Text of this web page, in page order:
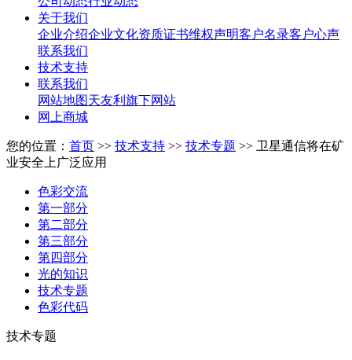
关于我们
企业介绍企业文化资质证书维权声明客户名录客户心声
联系我们
技术支持
联系我们
网站地图天友利旗下网站
网上商城
您的位置： 首页 >> 技术支持 >> 技术专题 >> 卫星通信将在矿
业安全上广泛应用
色彩交流
第一部分
第二部分
第三部分
第四部分
光的知识
技术专题
色彩代码
技术专题